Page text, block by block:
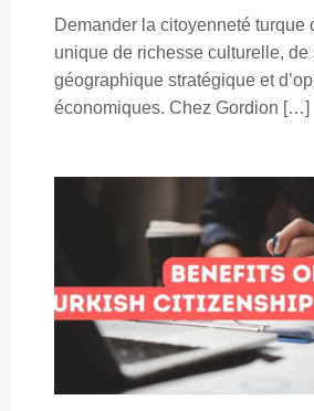
Demander la citoyenneté turque
unique de richesse culturelle, de
géographique stratégique et
économiques. Chez Gordion […]